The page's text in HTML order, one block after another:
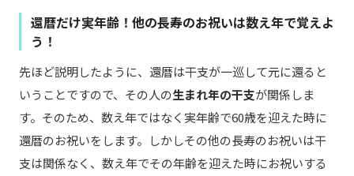
還暦だけ実年齢！他の長寿のお祝いは数え年で覚えよ
う！
先ほど説明したように、還暦は干支が一巡して元に還ると
いうことですので、その人の生まれ年の干支が関係しま
す。そのため、数え年ではなく実年齢で60歳を迎えた時に
還暦のお祝いをします。しかしその他の長寿のお祝いは干
支は関係なく、数え年でその年齢を迎えた時にお祝いする